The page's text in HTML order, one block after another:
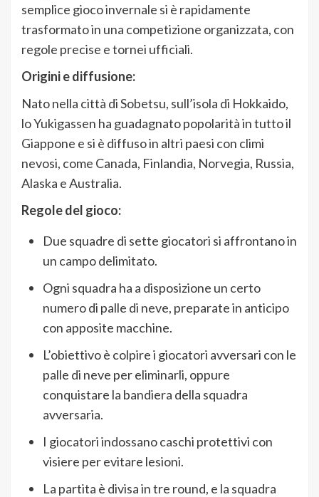
semplice gioco invernale si è rapidamente
trasformato in una competizione organizzata, con
regole precise e tornei ufficiali.
Origini e diffusione:
Nato nella città di Sobetsu, sull’isola di Hokkaido,
lo Yukigassen ha guadagnato popolarità in tutto il
Giappone e si è diffuso in altri paesi con climi
nevosi, come Canada, Finlandia, Norvegia, Russia,
Alaska e Australia.
Regole del gioco:
Due squadre di sette giocatori si affrontano in
un campo delimitato.
Ogni squadra ha a disposizione un certo
numero di palle di neve, preparate in anticipo
con apposite macchine.
L’obiettivo è colpire i giocatori avversari con le
palle di neve per eliminarli, oppure
conquistare la bandiera della squadra
avversaria.
I giocatori indossano caschi protettivi con
visiere per evitare lesioni.
La partita è divisa in tre round, e la squadra